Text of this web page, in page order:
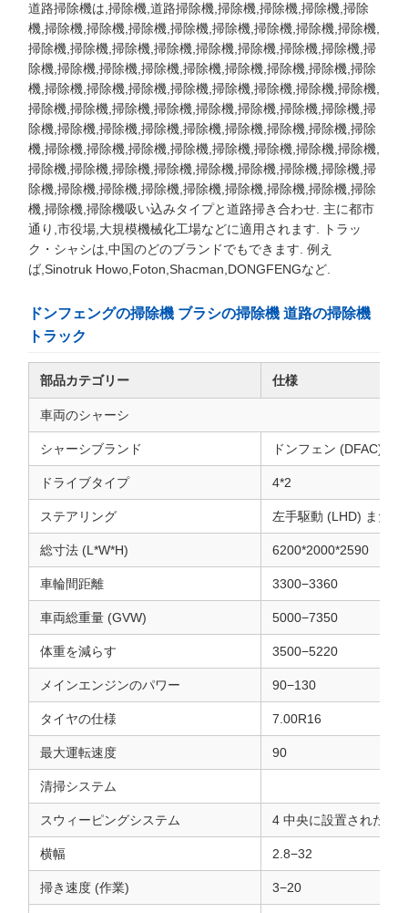
道路掃除機は,掃除機,道路掃除機,掃除機,掃除機,掃除機,掃除
機,掃除機,掃除機,掃除機,掃除機,掃除機,掃除機,掃除機,掃除機,
掃除機,掃除機,掃除機,掃除機,掃除機,掃除機,掃除機,掃除機,掃
除機,掃除機,掃除機,掃除機,掃除機,掃除機,掃除機,掃除機,掃除
機,掃除機,掃除機,掃除機,掃除機,掃除機,掃除機,掃除機,掃除機,
掃除機,掃除機,掃除機,掃除機,掃除機,掃除機,掃除機,掃除機,掃
除機,掃除機,掃除機,掃除機,掃除機,掃除機,掃除機,掃除機,掃除
機,掃除機,掃除機,掃除機,掃除機,掃除機,掃除機,掃除機,掃除機,
掃除機,掃除機,掃除機,掃除機,掃除機,掃除機,掃除機,掃除機,掃
除機,掃除機,掃除機,掃除機,掃除機,掃除機,掃除機,掃除機,掃除
機,掃除機,掃除機吸い込みタイプと道路掃き合わせ. 主に都市
通り,市役場,大規模機械化工場などに適用されます. トラッ
ク・シャシは,中国のどのブランドでもできます. 例え
ば,Sinotruk Howo,Foton,Shacman,DONGFENGなど.
ドンフェングの掃除機 ブラシの掃除機 道路の掃除機
トラック
部品カテゴリー 仕様
車両のシャーシ
シャーシブランド ドンフェン (DFAC)
ドライブタイプ 4*2
ステアリング 左手駆動 (LHD) また
総寸法 (L*W*H) 6200*2000*2590
車輪間距離 3300−3360
車両総重量 (GVW) 5000−7350
体重を減らす 3500−5220
メインエンジンのパワー 90−130
タイヤの仕様 7.00R16
最大運転速度 90
清掃システム
スウィーピングシステム 4 中央に設置された掃
横幅 2.8−32
掃き速度 (作業) 3−20